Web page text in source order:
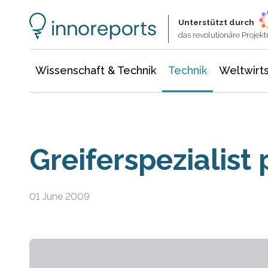
Unterstützt durch
das revolutionäre
Wissenschaft & Technik Technik
Greiferspezialist
01 June 2009